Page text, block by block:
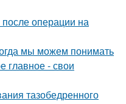
после операции на
мы можем понимать
главное - свои
тазобедренного